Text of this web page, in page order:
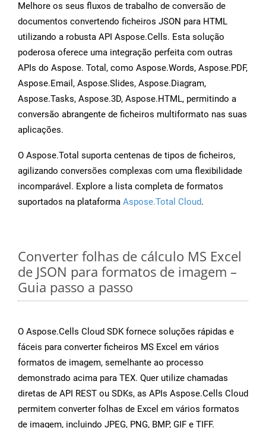
Melhore os seus fluxos de trabalho de conversão de
documentos convertendo ficheiros JSON para HTML
utilizando a robusta API Aspose.Cells. Esta solução
poderosa oferece uma integração perfeita com outras
APIs do Aspose. Total, como Aspose.Words, Aspose.PDF,
Aspose.Email, Aspose.Slides, Aspose.Diagram,
Aspose.Tasks, Aspose.3D, Aspose.HTML, permitindo a
conversão abrangente de ficheiros multiformato nas suas
aplicações.
O Aspose.Total suporta centenas de tipos de ficheiros,
agilizando conversões complexas com uma flexibilidade
incomparável. Explore a lista completa de formatos
suportados na plataforma Aspose.Total Cloud.
Converter folhas de cálculo MS Excel
de JSON para formatos de imagem –
Guia passo a passo
O Aspose.Cells Cloud SDK fornece soluções rápidas e
fáceis para converter ficheiros MS Excel em vários
formatos de imagem, semelhante ao processo
demonstrado acima para TEX. Quer utilize chamadas
diretas de API REST ou SDKs, as APIs Aspose.Cells Cloud
permitem converter folhas de Excel em vários formatos
de imagem, incluindo JPEG, PNG, BMP, GIF e TIFF.